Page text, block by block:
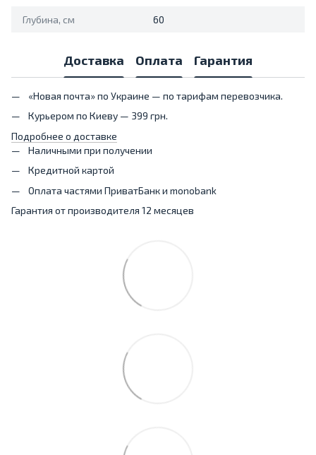
Глубина, см 60
Доставка Оплата Гарантия
«Новая почта» по Украине — по тарифам перевозчика.
Курьером по Киеву — 399 грн.
Подробнее о доставке
Наличными при получении
Кредитной картой
Оплата частями ПриватБанк и monobank
Гарантия от производителя 12 месяцев